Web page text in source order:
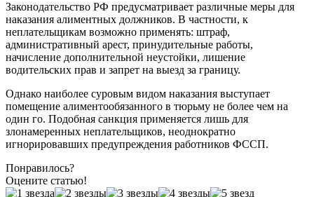
Законодательство РФ предусматривает различные меры для
наказания алиментных должников. В частности, к
неплательщикам возможно применять: штраф,
административный арест, принудительные работы,
начисление дополнительной неустойки, лишение
водительских прав и запрет на выезд за границу.
Однако наиболее суровым видом наказания выступает
помещение алиментообязанного в тюрьму не более чем на
один го. Подобная санкция применяется лишь для
злонамеренных неплательщиков, неоднократно
игнорировавших предупреждения работников ФССП.
Понравилось?
Оцените статью!